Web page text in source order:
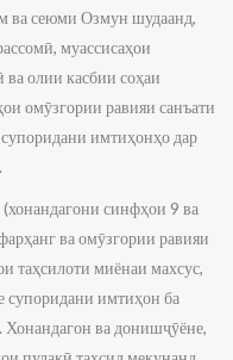
ва сеюми Озмун шудаанд,
муассисаҳои
ва олии касбии соҳаи
омӯзгории равияи санъати
имтиҳонҳо дар
синфҳои 9 ва
ва омӯзгории равияи
таҳсилоти миёнаи махсус,
супоридани имтиҳон ба
Хонандагон ва донишҷӯёне,